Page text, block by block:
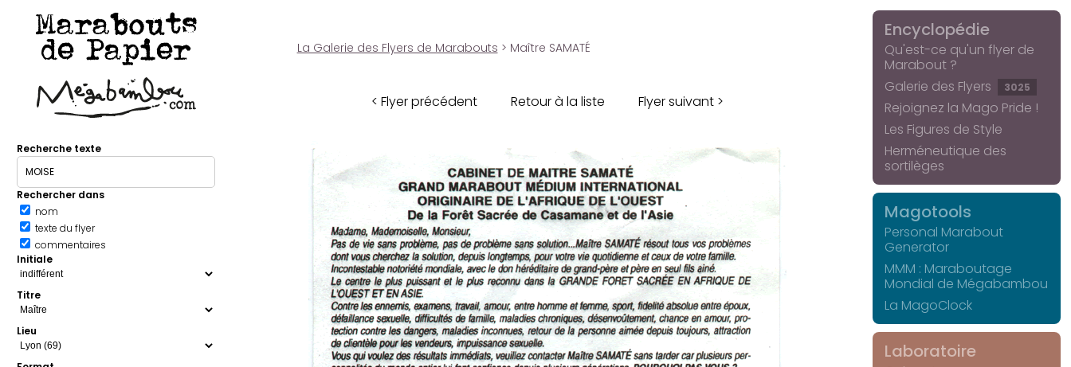
Marabouts
de Papier
Recherche texte
Rechercher dans
nom
texte du flyer
commentaires
Initiale
Titre
Lieu
La Galerie des Flyers de Marabouts > Maître SAMATÉ
< Flyer précédent Retour à la liste Flyer suivant >
Encyclopédie
Qu'est-ce qu'un flyer de
Marabout ?
Galerie des Flyers
3025
Rejoignez la Mago Pride !
Les Figures de Style
Herméneutique des
sortilèges
Magotools
Personal Marabout
Generator
MMM : Maraboutage
Mondial de Mégabambou
La MagoClock
Laboratoire